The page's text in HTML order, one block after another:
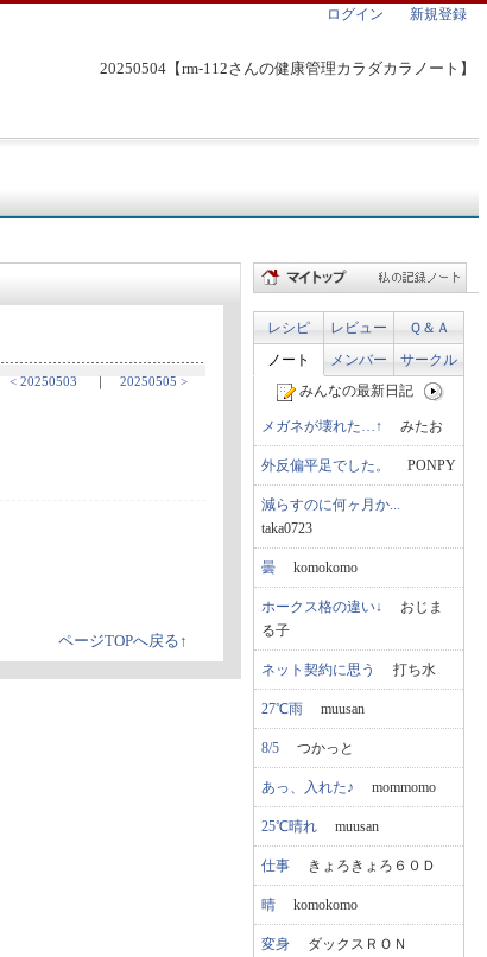
20250504【rm-112さんの健康管理カラダカラノート】
ログイン 新規登録
< 20250503 ｜ 20250505 >
ページTOPへ戻る↑
レシピ レビュー
Ｑ＆Ａ
ノート
メンバー
サークル
みんなの最新日記
メガネが壊れた…↑ みたお
外反偏平足でした。 PONPY
減らすのに何ヶ月か...
taka0723
曇 komokomo
ホークス格の違い↓ おじま
る子
ネット契約に思う 打ち水
27℃雨 muusan
8/5 つかっと
あっ、入れた♪ mommomo
25℃晴れ muusan
仕事 きょろきょろ６０Ｄ
晴 komokomo
変身 ダックスＲＯＮ